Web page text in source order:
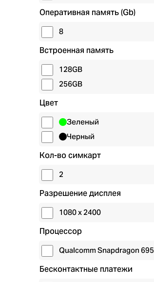
Оперативная память (Gb)
8
Встроенная память
128GB
256GB
Цвет
Зеленый
Черный
Кол-во симкарт
2
Разрешение дисплея
1080 x 2400
Процессор
Qualcomm Snapdragon 695
Бесконтактные платежи